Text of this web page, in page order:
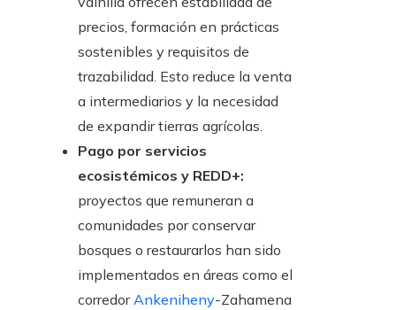
precios, formación en prácticas
sostenibles y requisitos de
trazabilidad. Esto reduce la venta
a intermediarios y la necesidad
de expandir tierras agrícolas.
Pago por servicios
ecosistémicos y REDD+:
proyectos que remuneran a
comunidades por conservar
bosques o restaurarlos han sido
implementados en áreas como el
corredorAnkeniheny-Zahamena